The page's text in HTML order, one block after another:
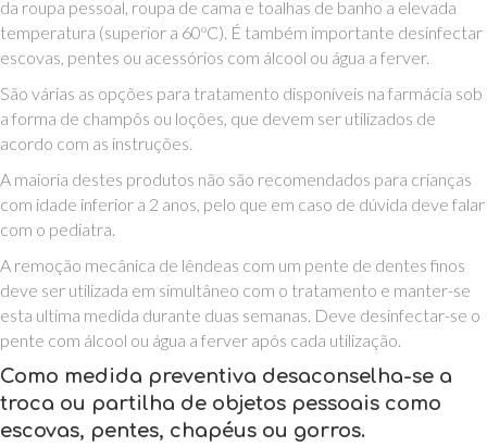
da roupa pessoal, roupa de cama e toalhas de banho a elevada
temperatura (superior a 60ºC). É também importante desinfectar
escovas, pentes ou acessórios com álcool ou água a ferver.
São várias as opções para tratamento disponíveis na farmácia sob
a forma de champôs ou loções, que devem ser utilizados de
acordo com as instruções.
A maioria destes produtos não são recomendados para crianças
com idade inferior a 2 anos, pelo que em caso de dúvida deve falar
com o pediatra.
A remoção mecânica de lêndeas com um pente de dentes finos
deve ser utilizada em simultâneo com o tratamento e manter-se
esta ultima medida durante duas semanas. Deve desinfectar-se o
pente com álcool ou água a ferver após cada utilização.
Como medida preventiva desaconselha-se a
troca ou partilha de objetos pessoais como
escovas, pentes, chapéus ou gorros.